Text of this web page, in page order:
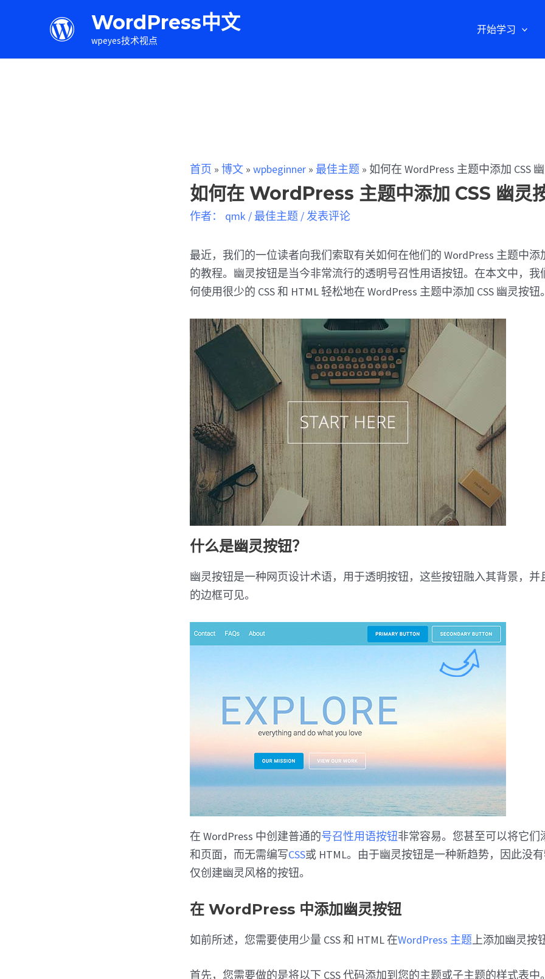
WordPress中文
wpeyes技术视点
开始学习
首页 »博文 »wpbeginner » 最佳主题 »如何在 WordPress 主题中添加 CSS
如何在 WordPress 主题中添加 CSS 幽灵
作者： qmk / 最佳主题 /发表评论
最近，我们的一位读者向我们索取有关如何在他们的 WordPress 主题中添
的教程。幽灵按钮是当今非常流行的透明号召性用语按钮。在本文中，我
何使用很少的 CSS 和 HTML 轻松地在 WordPress 主题中添加 CSS 幽灵按钮。
什么是幽灵按钮？
幽灵按钮是一种网页设计术语，用于透明按钮，这些按钮融入其背景，并
的边框可见。
在 WordPress 中创建普通的号召性用语按钮非常容易。您甚至可以将它们
和页面，而无需编写CSS或 HTML。由于幽灵按钮是一种新趋势，因此没
仅创建幽灵风格的按钮。
在 WordPress 中添加幽灵按钮
如前所述，您需要使用少量 CSS 和 HTML 在WordPress 主题 上添加幽灵按
首先，您需要做的是将以下 CSS 代码添加到您的主题或子主题的样式表中。